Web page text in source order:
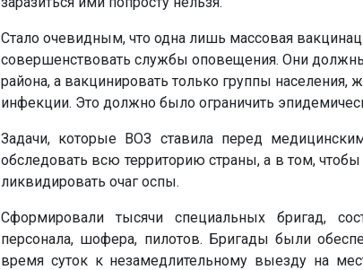
Стало очевидным, что одна лишь массовая
совершенствовать службы оповещения. Они
района, а вакцинировать только группы населения,
инфекции. Это должно было ограничить
Задачи, которые ВОЗ ставила перед
обследовать всю территорию страны, а в том,
ликвидировать очаг оспы.
Сформировали тысячи специальных бригад,
персонала, шофера, пилотов. Бригады были
время суток к незамедлительному выезду на